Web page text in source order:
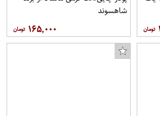
شاهسوند
۱۶۵,۰۰۰